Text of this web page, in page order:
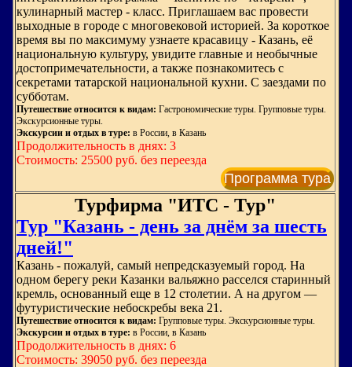
кулинарный мастер - класс. Приглашаем вас провести
выходные в городе с многовековой историей. За короткое
время вы по максимуму узнаете красавицу - Казань, её
национальную культуру, увидите главные и необычные
достопримечательности, а также познакомитесь с
секретами татарской национальной кухни. С заездами по
субботам.
Путешествие относится к видам: Гастрономические туры. Групповые туры.
Экскурсионные туры.
Экскурсии и отдых в туре: в России, в Казань
Продолжительность в днях: 3
Стоимость: 25500 руб. без переезда
Программа тура
Турфирма "ИТС - Тур"
Тур "Казань - день за днём за шесть
дней!"
Казань - пожалуй, самый непредсказуемый город. На
одном берегу реки Казанки вальяжно расселся старинный
кремль, основанный еще в 12 столетии. А на другом —
футуристические небоскребы века 21.
Путешествие относится к видам: Групповые туры. Экскурсионные туры.
Экскурсии и отдых в туре: в России, в Казань
Продолжительность в днях: 6
Стоимость: 39050 руб. без переезда